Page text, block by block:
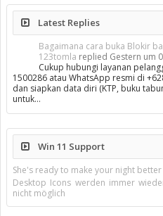
Latest Replies
Bagaimana cara buka Blokir
123tomla replied Gestern um
Cukup hubungi layanan
1500286 atau WhatsApp resmi di
dan siapkan data diri (KTP, buku
untuk…
Win 11 Support
She's ready to make your night better
Desktop Icons werden immer
nicht möglich